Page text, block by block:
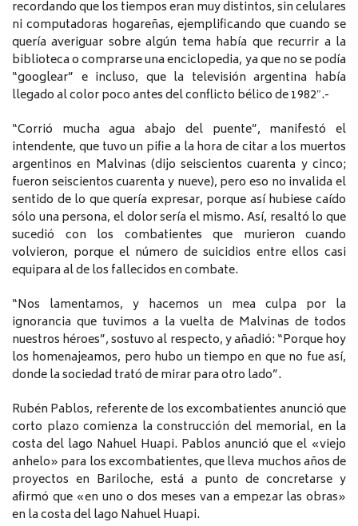
recordando que los tiempos eran muy distintos, sin celulares
ni computadoras hogareñas, ejemplificando que cuando se
quería averiguar sobre algún tema había que recurrir a la
biblioteca o comprarse una enciclopedia, ya que no se podía
“googlear” e incluso, que la televisión argentina había
llegado al color poco antes del conflicto bélico de 1982″.-
“Corrió mucha agua abajo del puente”, manifestó el
intendente, que tuvo un pifie a la hora de citar a los muertos
argentinos en Malvinas (dijo seiscientos cuarenta y cinco;
fueron seiscientos cuarenta y nueve), pero eso no invalida el
sentido de lo que quería expresar, porque así hubiese caído
sólo una persona, el dolor sería el mismo. Así, resaltó lo que
sucedió con los combatientes que murieron cuando
volvieron, porque el número de suicidios entre ellos casi
equipara al de los fallecidos en combate.
“Nos lamentamos, y hacemos un mea culpa por la
ignorancia que tuvimos a la vuelta de Malvinas de todos
nuestros héroes”, sostuvo al respecto, y añadió: “Porque hoy
los homenajeamos, pero hubo un tiempo en que no fue así,
donde la sociedad trató de mirar para otro lado”.
Rubén Pablos, referente de los excombatientes anunció que
corto plazo comienza la construcción del memorial, en la
costa del lago Nahuel Huapi. Pablos anunció que el «viejo
anhelo» para los excombatientes, que lleva muchos años de
proyectos en Bariloche, está a punto de concretarse y
afirmó que «en uno o dos meses van a empezar las obras»
en la costa del lago Nahuel Huapi.